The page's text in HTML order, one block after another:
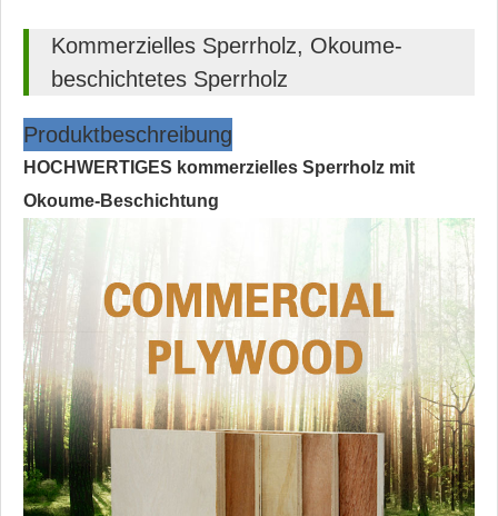
Kommerzielles Sperrholz, Okoume-
beschichtetes Sperrholz
Produktbeschreibung
HOCHWERTIGES kommerzielles Sperrholz mit
Okoume-Beschichtung